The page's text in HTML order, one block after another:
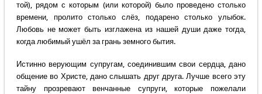
той), рядом с которым (или которой) было проведено столько
времени, пролито столько слёз, подарено столько улыбок.
Любовь не может быть изглажена из нашей души даже тогда,
когда любимый ушёл за грань земного бытия.
Истинно верующим супругам, соединившим свои сердца, дано
общение во Христе, дано слышать друг друга. Лучше всего эту
тайну прозревают венчанные супруги, которые пожелали